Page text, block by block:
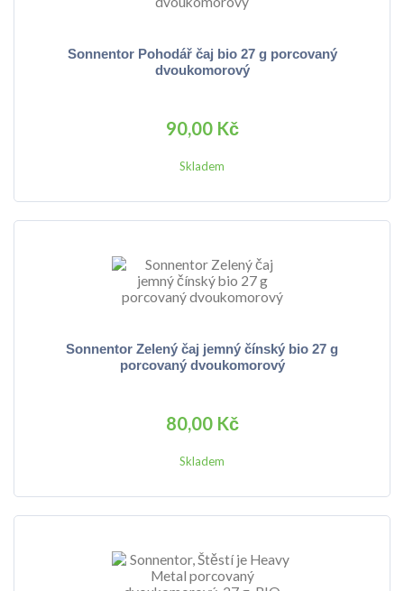
Sonnentor Pohodář čaj bio 27 g porcovaný
dvoukomorový
90,00 Kč
Skladem
Sonnentor Zelený čaj jemný čínský bio 27 g
porcovaný dvoukomorový
80,00 Kč
Skladem